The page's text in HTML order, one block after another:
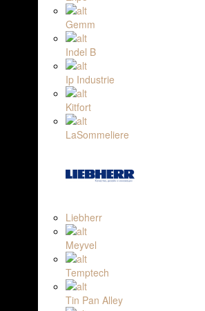
Gemm
Indel B
Ip Industrie
Kitfort
LaSommeliere
Liebherr
Meyvel
Temptech
Tin Pan Alley